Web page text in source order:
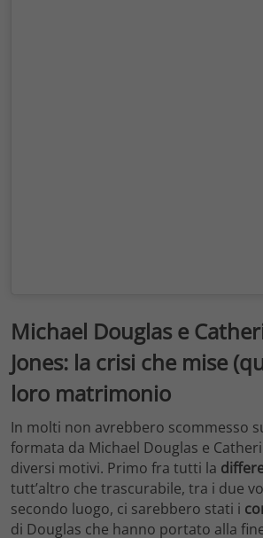
Michael Douglas e
Jones: la crisi che mise
loro matrimonio
In molti non avrebbero scommesso
formata da Michael Douglas e
diversi motivi. Primo fra tutti la
tutt’altro che trascurabile, tra i due
secondo luogo, ci sarebbero stati i
di Douglas che hanno portato alla